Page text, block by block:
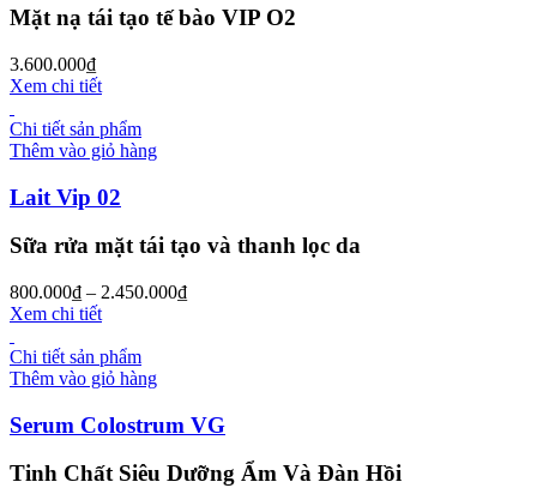
Mặt nạ tái tạo tế bào VIP O2
3.600.000₫
Xem chi tiết
Chi tiết sản phẩm
Thêm vào giỏ hàng
Lait Vip 02
Sữa rửa mặt tái tạo và thanh lọc da
800.000₫ – 2.450.000₫
Xem chi tiết
Chi tiết sản phẩm
Thêm vào giỏ hàng
Serum Colostrum VG
Tinh Chất Siêu Dưỡng Ẩm Và Đàn Hồi